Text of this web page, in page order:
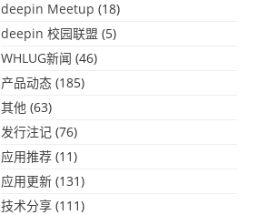
deepin Meetup (18)
deepin 校园联盟 (5)
WHLUG新闻 (46)
产品动态 (185)
其他 (63)
发行注记 (76)
应用推荐 (11)
应用更新 (131)
技术分享 (111)